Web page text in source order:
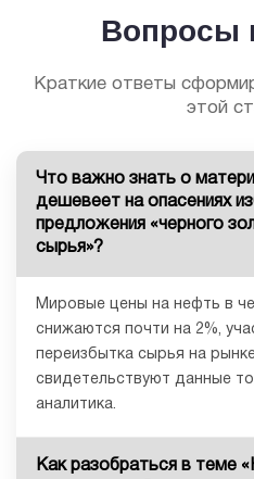
Вопросы
Краткие ответы
этой
Что важно знать о
дешевеет на опасениях
предложения «черного
сырья»?
Мировые цены на нефть в
снижаются почти на 2%,
переизбытка сырья на
свидетельствуют данные
аналитика.
Как разобраться в теме